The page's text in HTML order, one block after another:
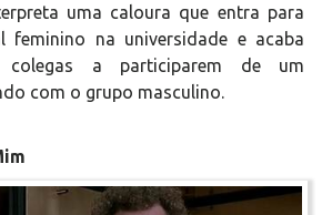
uma caloura que entra para
feminino na universidade e acaba
colegas a participarem de um
com o grupo masculino.